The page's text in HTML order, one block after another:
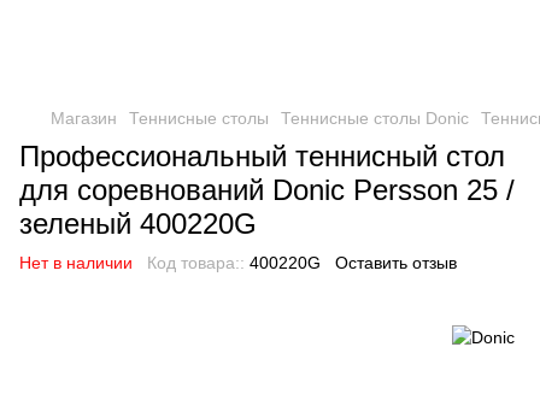
Магазин Теннисные столы Теннисные столы Donic
Профессиональный теннисный стол
для соревнований Donic Persson 25 /
зеленый 400220G
Нет в наличии Код товара:: 400220G Оставить отзыв